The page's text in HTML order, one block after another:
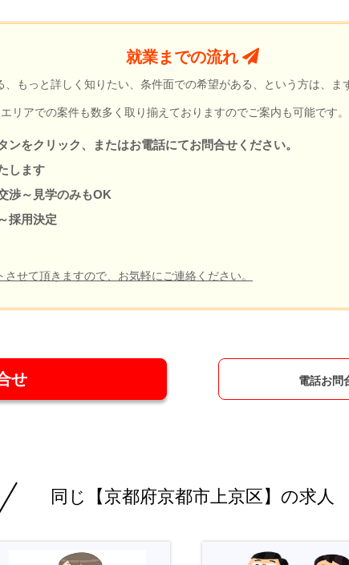
就業までの流れ
っと詳しく知りたい、条件面での希望がある、という方は、ま
リアでの案件も数多く取り揃えておりますのでご案内も可能です。
ンをクリック、またはお電話にてお問合せください。
します
渉～見学のみもOK
採用決定
せて頂きますので、お気軽にご連絡ください。
せ 電話お問
同じ【京都府京都市上京区】の求人